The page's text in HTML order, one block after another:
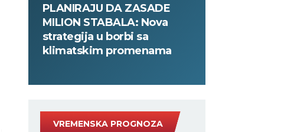
PLANIRAJU DA ZASADE
MILION STABALA: Nova
strategija u borbi sa
klimatskim promenama
VREMENSKA PROGNOZA